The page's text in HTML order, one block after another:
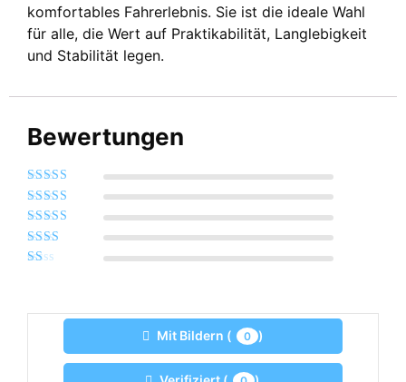
komfortables Fahrerlebnis. Sie ist die ideale Wahl
für alle, die Wert auf Praktikabilität, Langlebigkeit
und Stabilität legen.
Bewertungen
Bewertet mit
Bewertet
Bewertet
von 5
Bewertet
von
Mit Bildern ( 0 )